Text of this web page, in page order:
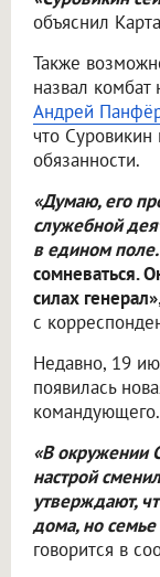
объяснил
Также
назвал комбат
Андрей
что
обязанности.
«Думаю, его
служебной
в едином поле.
сомневаться.
силах генерал»
с
Недавно, 19
появилась
командующего.
«В окружении
настрой
утверждают,
дома, но
говорится в